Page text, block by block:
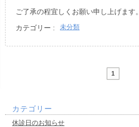
ご了承の程宜しくお願い申し上げます。
カテゴリー :
未分類
1
カテゴリー
休診日のお知らせ